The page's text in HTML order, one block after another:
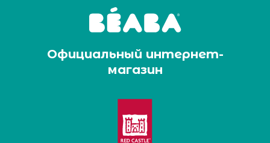
Официальный интернет-
магазин